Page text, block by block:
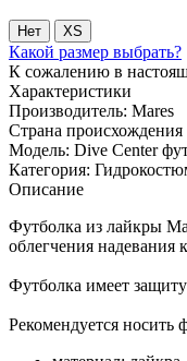
Нет XS
Какой размер выбрать?
К сожалению в
Характеристики
Производитель: Mares
Страна происхождения
Модель: Dive Center
Категория:
Описание
Футболка из лайкры
облегчения надевания
Футболка имеет
Рекомендуется